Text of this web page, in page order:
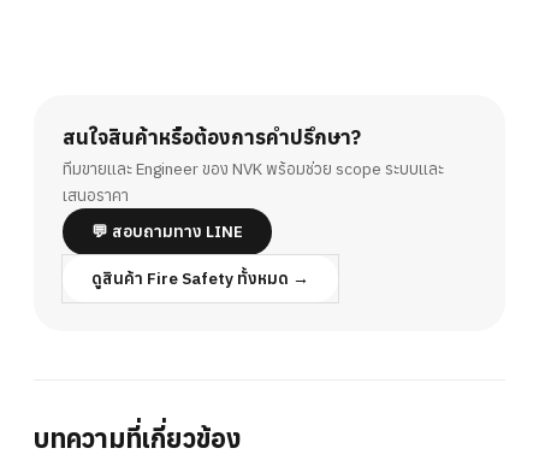
สนใจสินค้าหรือต้องการคำปรึกษา?
ทีมขายและ Engineer ของ NVK พร้อมช่วย scope ระบบและ
เสนอราคา
💬 สอบถามทาง LINE
ดูสินค้า Fire Safety ทั้งหมด →
บทความที่เกี่ยวข้อง